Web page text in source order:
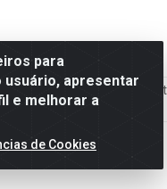
para
usuário, apresentar
e melhorar a
de Cookies
- Rua Antônio do